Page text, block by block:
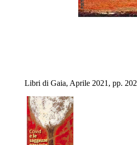
Libri di Gaia, Aprile 2021, pp. 202